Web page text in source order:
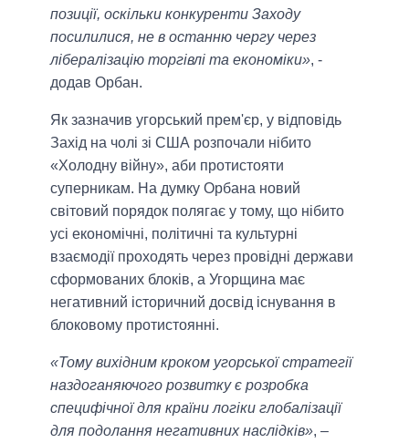
позиції, оскільки конкуренти Заходу
посилилися, не в останню чергу через
лібералізацію торгівлі та економіки», -
додав Орбан.
Як зазначив угорський прем'єр, у відповідь
Захід на чолі зі США розпочали нібито
«Холодну війну», аби протистояти
суперникам. На думку Орбана новий
світовий порядок полягає у тому, що нібито
усі економічні, політичні та культурні
взаємодії проходять через провідні держави
сформованих блоків, а Угорщина має
негативний історичний досвід існування в
блоковому протистоянні.
«Тому вихідним кроком угорської стратегії
наздоганяючого розвитку є розробка
специфічної для країни логіки глобалізації
для подолання негативних наслідків», –